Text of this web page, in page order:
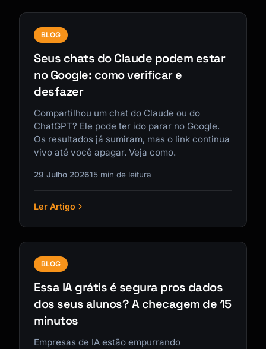
BLOG
Seus chats do Claude podem estar
no Google: como verificar e
desfazer
Compartilhou um chat do Claude ou do
ChatGPT? Ele pode ter ido parar no Google.
Os resultados já sumiram, mas o link continua
vivo até você apagar. Veja como.
29 Julho 202615 min de leitura
Ler Artigo
BLOG
Essa IA grátis é segura pros dados
dos seus alunos? A checagem de 15
minutos
Empresas de IA estão empurrando